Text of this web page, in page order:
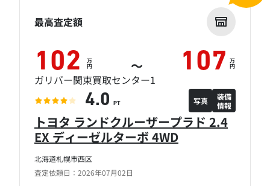
北海道札幌市西区
査定依頼日：2026年07月02日
トヨタ ランドクルーザープラド 2.4
EX ディーゼルターボ 4WD
最高査定額
102 万
円 ～ 107 万
円
ガリバー関東買取センター1
4.0 PT 写真
装備
情報